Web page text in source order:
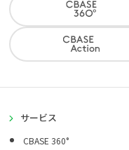
サービス
CBASE 360°